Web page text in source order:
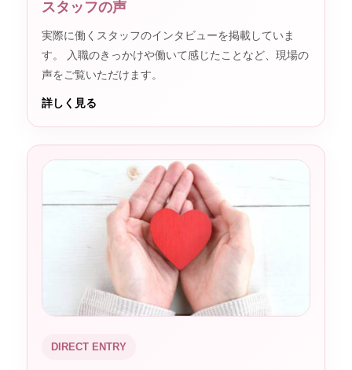
スタッフの声
実際に働くスタッフのインタビューを掲載していま
す。 入職のきっかけや働いて感じたことなど、現場の
声をご覧いただけます。
詳しく見る
DIRECT ENTRY